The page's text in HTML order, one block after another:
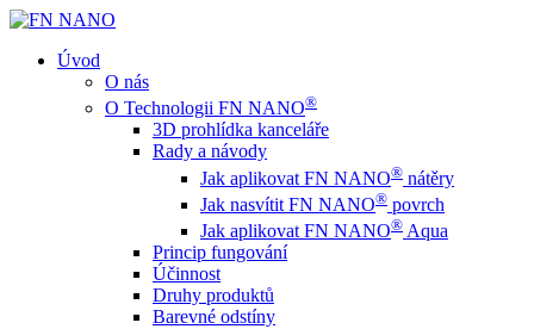
Úvod
O nás
O Technologii FN NANO®
3D prohlídka kanceláře
Rady a návody
Jak aplikovat FN NANO® nátěry
Jak nasvítit FN NANO® povrch
Jak aplikovat FN NANO® Aqua
Princip fungování
Účinnost
Druhy produktů
Barevné odstíny